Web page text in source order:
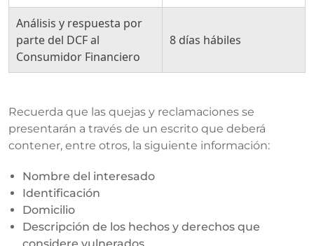
Análisis y respuesta por
parte del DCF al
Consumidor Financiero
8 días hábiles
Recuerda que las quejas y reclamaciones se
presentarán a través de un escrito que deberá
contener, entre otros, la siguiente información:
Nombre del interesado
Identificación
Domicilio
Descripción de los hechos y derechos que